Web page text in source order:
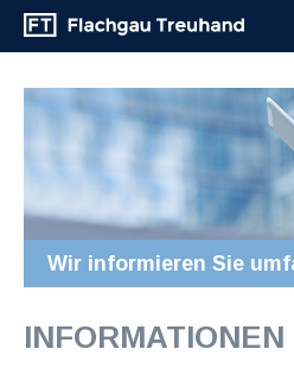
Wir informieren Sie
INFORMATIONEN